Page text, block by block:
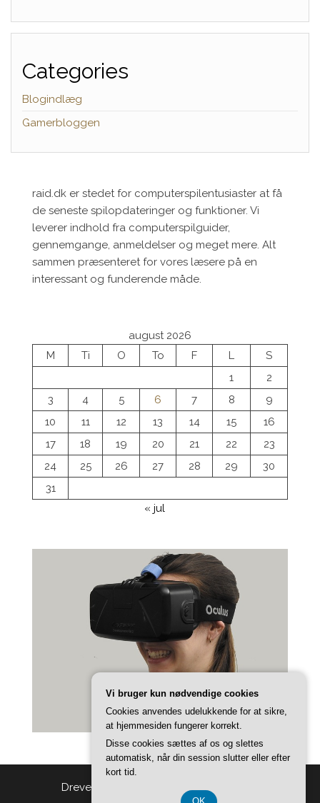
Categories
Blogindlæg
Gamerbloggen
raid.dk er stedet for computerspilentusiaster at få
de seneste spilopdateringer og funktioner. Vi
leverer indhold fra computerspilguider,
gennemgange, anmeldelser og meget mere. Alt
sammen præsenteret for vores læsere på en
interessant og funderende måde.
august 2026
M
Ti O To F L
S
1
2
3
4 5 6 7 8
9
10
11 12 13 14 15
16
17
18 19 20 21 22
23
24
25 26 27 28 29
30
31
« jul
Drevet af Tema:Head Blog
Vi bruger kun nødvendige cookies
Cookies anvendes udelukkende for at sikre,
at hjemmesiden fungerer korrekt.
Disse cookies sættes af os og slettes
automatisk, når din session slutter eller efter
kort tid.